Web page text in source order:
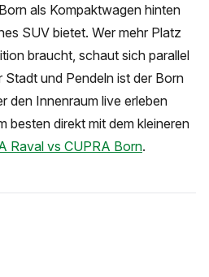
als Kompaktwagen hinten
SUV bietet. Wer mehr Platz
braucht, schaut sich parallel
Stadt und Pendeln ist der Born
den Innenraum live erleben
besten direkt mit dem kleineren
Raval vs CUPRA Born.